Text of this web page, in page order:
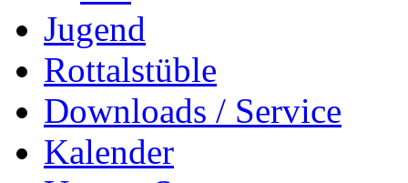
Jugend
Rottalstüble
Downloads / Service
Kalender